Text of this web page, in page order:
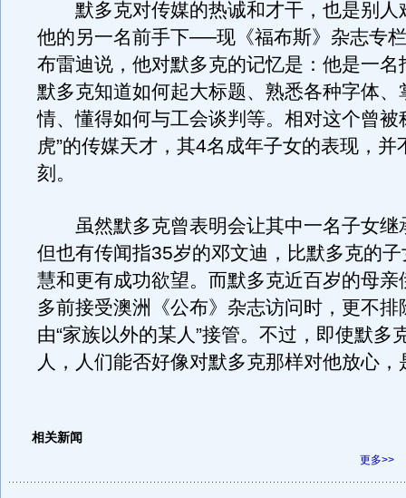
默多克对传媒的热诚和才干，也是别人
他的另一名前手下──现《福布斯》杂志专
布雷迪说，他对默多克的记忆是：他是一名
默多克知道如何起大标题、熟悉各种字体、
情、懂得如何与工会谈判等。相对这个曾被
虎”的传媒天才，其4名成年子女的表现，并
刻。
虽然默多克曾表明会让其中一名子女继
但也有传闻指35岁的邓文迪，比默多克的
慧和更有成功欲望。而默多克近百岁的母亲
多前接受澳洲《公布》杂志访问时，更不排
由“家族以外的某人”接管。不过，即使默多
人，人们能否好像对默多克那样对他放心，
相关新闻
更多>>